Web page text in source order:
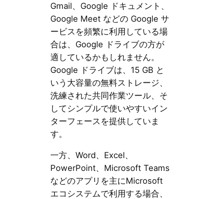
Gmail、Google ドキュメント、
Google Meet などの Google サ
ービスを頻繁に利用している場
合は、Google ドライブの方が
適しているかもしれません。
Google ドライブは、15 GB と
いう大容量の無料ストレージ、
洗練された共同作業ツール、そ
してシンプルで使いやすいイン
ターフェースを提供していま
す。
一方、Word、Excel、
PowerPoint、Microsoft Teams
などのアプリを主にMicrosoft
エコシステムで利用する場合、